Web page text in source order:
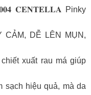
𝐂𝐄𝐍𝐓𝐄𝐋𝐋𝐀 Pinky
CẢM, DỄ LÊN MỤN,
xuất rau má giúp
sạch hiệu quả, mà da